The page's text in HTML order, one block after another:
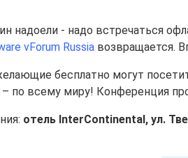
надоели - надо встречаться
vForum Russia возвращается.
бесплатно могут
по всему миру! Конференция
отель InterContinental, ул.